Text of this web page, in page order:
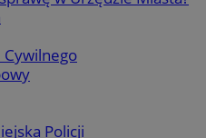
Cywilnego
Policji